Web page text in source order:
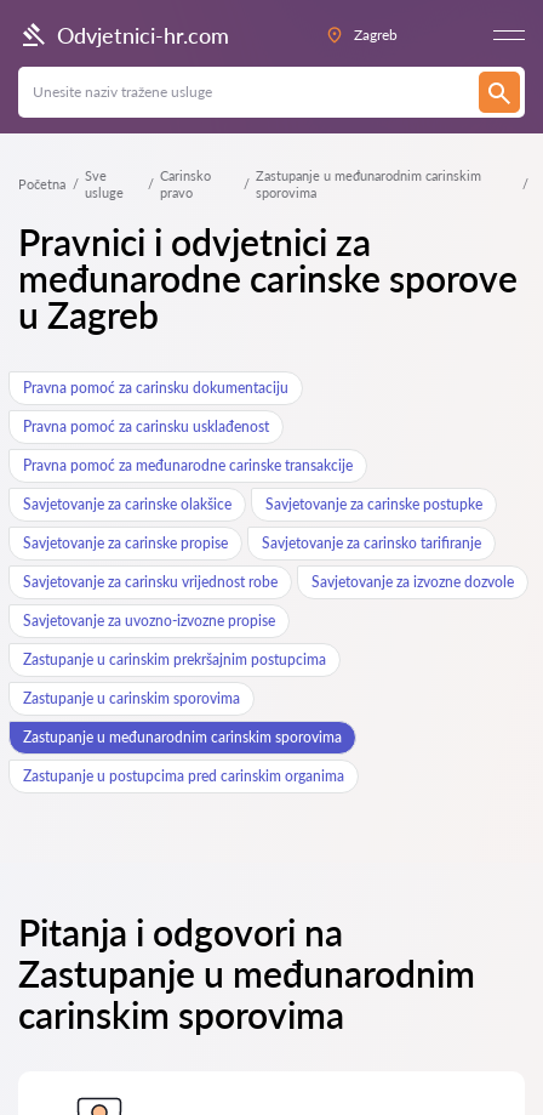
Odvjetnici-hr.com Zagreb
Početna
Sve
usluge
Carinsko
pravo
Zastupanje u međunarodnim carinskim
sporovima
Pravnici i odvjetnici za
međunarodne carinske sporove
u Zagreb
Pravna pomoć za carinsku dokumentaciju
Pravna pomoć za carinsku usklađenost
Pravna pomoć za međunarodne carinske transakcije
Savjetovanje za carinske olakšice Savjetovanje za carinske postupke
Savjetovanje za carinske propise Savjetovanje za carinsko tarifiranje
Savjetovanje za carinsku vrijednost robe Savjetovanje za izvozne dozvole
Savjetovanje za uvozno-izvozne propise
Zastupanje u carinskim prekršajnim postupcima
Zastupanje u carinskim sporovima
Zastupanje u međunarodnim carinskim sporovima
Zastupanje u postupcima pred carinskim organima
Pitanja i odgovori na
Zastupanje u međunarodnim
carinskim sporovima